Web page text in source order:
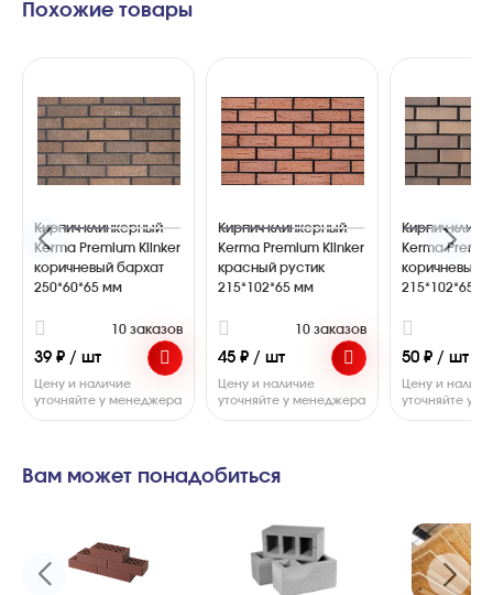
Похожие товары
Кирпич клинкерный
Kerma Premium Klinker
коричневый бархат
250*60*65 мм
10 заказов
39 ₽ / шт
Цену и наличие
уточняйте у менеджера
Кирпич клинкерный
Kerma Premium Klinker
красный рустик
215*102*65 мм
10 заказов
45 ₽ / шт
Цену и наличие
уточняйте у менеджера
Кирпич
Kerma
коричневый
215*102*65
50 ₽ / шт
Цену и
уточняйте у
Вам может понадобиться